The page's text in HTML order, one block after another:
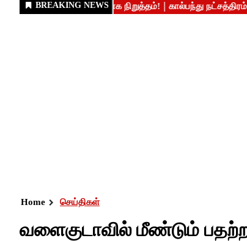
Home செய்திகள்
வளைகுடாவில் மீண்டும்